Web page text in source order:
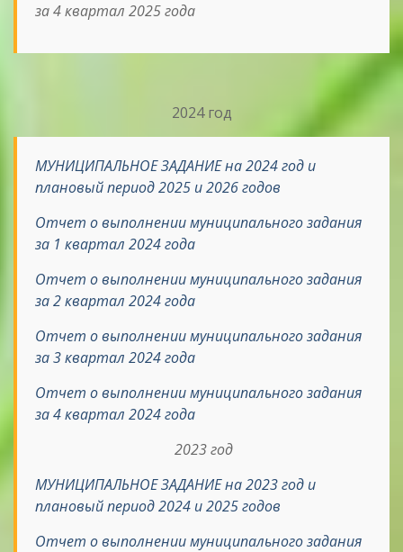
за 4 квартал 2025 года
2024 год
МУНИЦИПАЛЬНОЕ ЗАДАНИЕ на 2024 год и
плановый период 2025 и 2026 годов
Отчет о выполнении муниципального задания
за 1 квартал 2024 года
Отчет о выполнении муниципального задания
за 2 квартал 2024 года
Отчет о выполнении муниципального задания
за 3 квартал 2024 года
Отчет о выполнении муниципального задания
за 4 квартал 2024 года
2023 год
МУНИЦИПАЛЬНОЕ ЗАДАНИЕ на 2023 год и
плановый период 2024 и 2025 годов
Отчет о выполнении муниципального задания